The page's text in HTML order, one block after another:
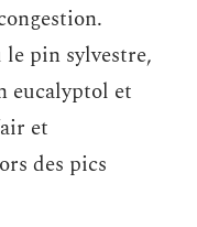
le pin sylvestre,
eucalyptol et
et
des pics